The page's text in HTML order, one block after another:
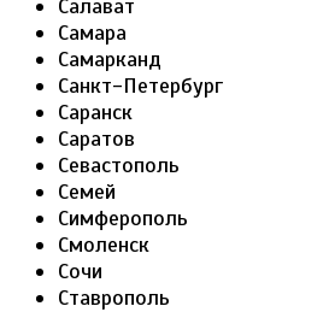
Салават
Самара
Самарканд
Санкт-Петербург
Саранск
Саратов
Севастополь
Семей
Симферополь
Смоленск
Сочи
Ставрополь